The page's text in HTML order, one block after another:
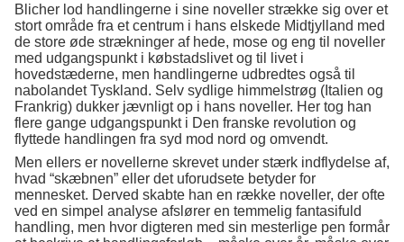
Blicher lod handlingerne i sine noveller strække sig over et
stort område fra et centrum i hans elskede Midtjylland med
de store øde strækninger af hede, mose og eng til noveller
med udgangspunkt i købstadslivet og til livet i
hovedstæderne, men handlingerne udbredtes også til
nabolandet Tyskland. Selv sydlige himmelstrøg (Italien og
Frankrig) dukker jævnligt op i hans noveller. Her tog han
flere gange udgangspunkt i Den franske revolution og
flyttede handlingen fra syd mod nord og omvendt.
Men ellers er novellerne skrevet under stærk indflydelse af,
hvad “skæbnen” eller det uforudsete betyder for
mennesket. Derved skabte han en række noveller, der ofte
ved en simpel analyse afslører en temmelig fantasifuld
handling, men hvor digteren med sin mesterlige pen formår